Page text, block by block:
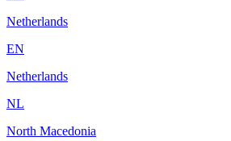
Netherlands
EN
Netherlands
NL
North Macedonia